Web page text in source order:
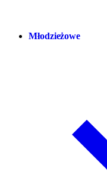
Młodzieżowe